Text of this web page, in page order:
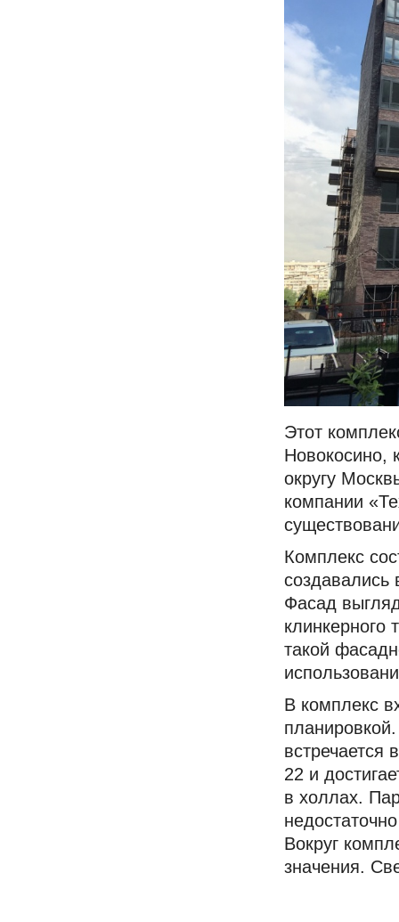
Этот
Новокосино,
округу
компании
Комплекс
создавались
Фасад
клинкерного
такой
В комплекс
22 и
в холлах.
Вокруг
значения.